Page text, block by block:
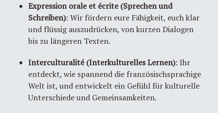
Expression orale et écrite (Sprechen und
Schreiben): Wir fördern eure Fähigkeit, euch klar
und flüssig auszudrücken, von kurzen Dialogen
bis zu längeren Texten.
Interculturalité (Interkulturelles Lernen): Ihr
entdeckt, wie spannend die französischsprachige
Welt ist, und entwickelt ein Gefühl für kulturelle
Unterschiede und Gemeinsamkeiten.